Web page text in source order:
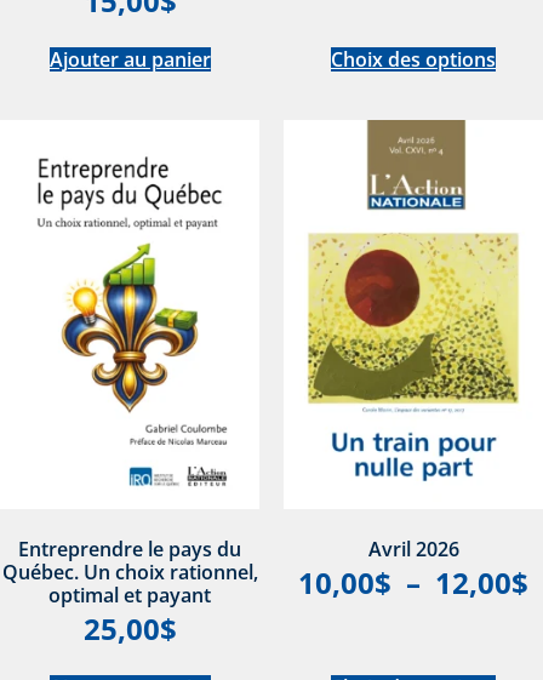
Ajouter au panier Choix des options
Entreprendre le pays du
Québec. Un choix rationnel,
optimal et payant
25,00$
Avril 2026
10,00$ – 12,00$